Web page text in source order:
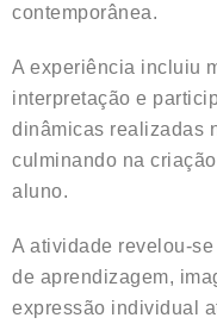
contemporânea.
A experiência incluiu
interpretação e
dinâmicas realizadas
culminando na
aluno.
A atividade revelou-
de aprendizagem,
expressão individual